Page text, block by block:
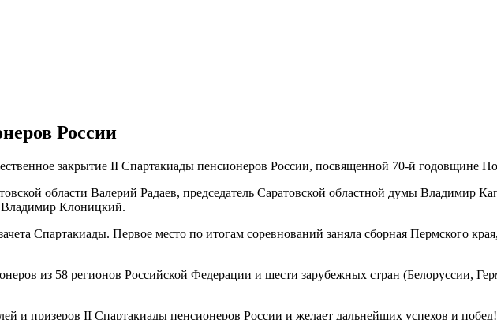
России
закрытие II Спартакиады пенсионеров России, посвященной 70-й годовщине
области Валерий Радаев, председатель Саратовской областной думы Владимир
Владимир Клоницкий.
Спартакиады. Первое место по итогам соревнований заняла сборная Пермского
из 58 регионов Российской Федерации и шести зарубежных стран (Белоруссии,
и призеров II Спартакиады пенсионеров России и желает дальнейших успехов и побед!